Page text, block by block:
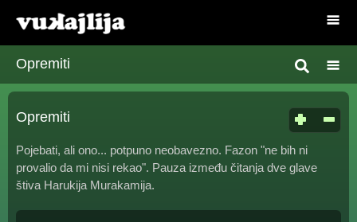
Opremiti
Opremiti
Pojebati, ali ono... potpuno neobavezno. Fazon "ne bih ni
provalio da mi nisi rekao". Pauza između čitanja dve glave
štiva Harukija Murakamija.